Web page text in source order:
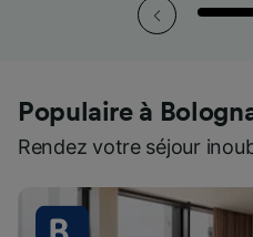
Populaire à
Rendez votre séjour